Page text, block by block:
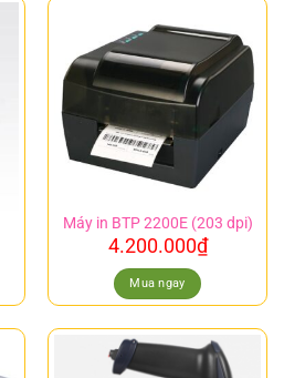
Máy in BTP 2200E (203 dpi)
4.200.000₫
Mua ngay